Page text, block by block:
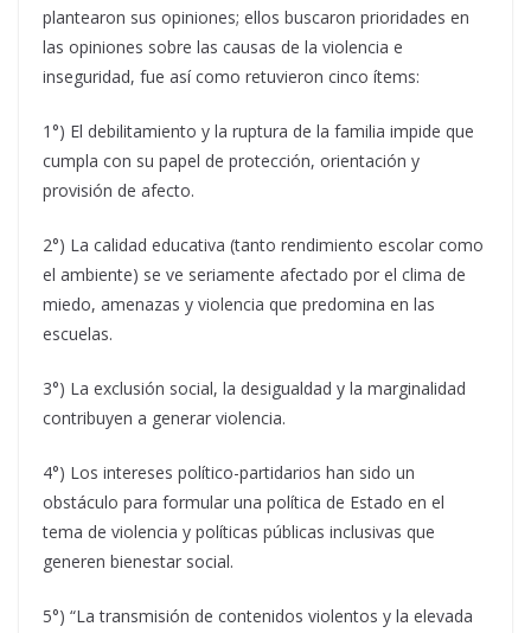
plantearon sus opiniones; ellos buscaron prioridades en
las opiniones sobre las causas de la violencia e
inseguridad, fue así como retuvieron cinco ítems:
1°) El debilitamiento y la ruptura de la familia impide que
cumpla con su papel de protección, orientación y
provisión de afecto.
2°) La calidad educativa (tanto rendimiento escolar como
el ambiente) se ve seriamente afectado por el clima de
miedo, amenazas y violencia que predomina en las
escuelas.
3°) La exclusión social, la desigualdad y la marginalidad
contribuyen a generar violencia.
4°) Los intereses político-partidarios han sido un
obstáculo para formular una política de Estado en el
tema de violencia y políticas públicas inclusivas que
generen bienestar social.
5°) “La transmisión de contenidos violentos y la elevada